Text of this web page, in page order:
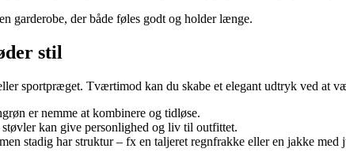
garderobe, der både føles godt og holder længe.
stil
sportpræget. Tværtimod kan du skabe et elegant udtryk ved at
er nemme at kombinere og tidløse.
kan give personlighed og liv til outfittet.
stadig har struktur – fx en taljeret regnfrakke eller en jakke med